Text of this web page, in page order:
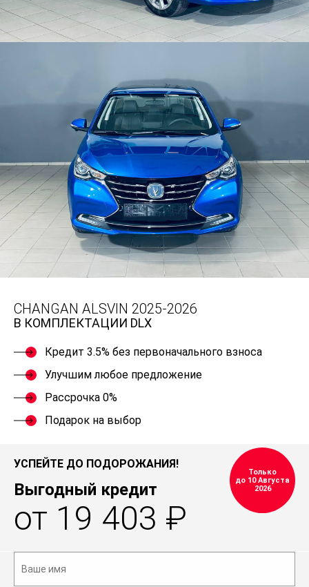
CHANGAN ALSVIN 2025-2026
В КОМПЛЕКТАЦИИ DLX
Кредит 3.5% без первоначального взноса
Улучшим любое предложение
Рассрочка 0%
Подарок на выбор
УСПЕЙТЕ ДО ПОДОРОЖАНИЯ!
Выгодный кредит
от 19 403 ₽
Только
до 10 Августа
2026